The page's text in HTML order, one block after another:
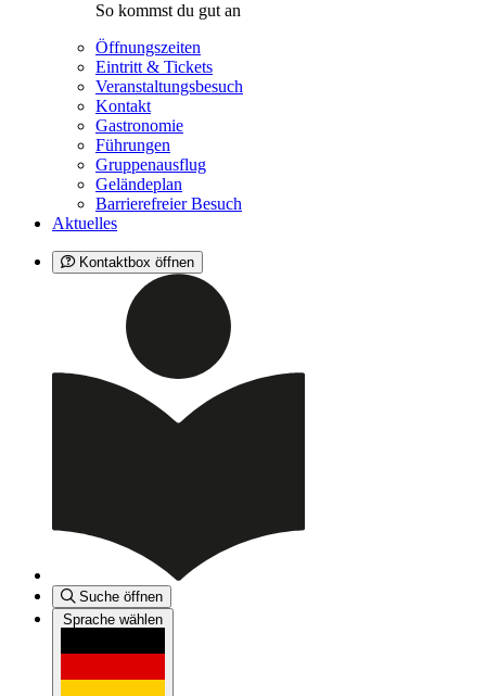
So kommst du gut an
Öffnungszeiten
Eintritt & Tickets
Veranstaltungsbesuch
Kontakt
Gastronomie
Führungen
Gruppenausflug
Geländeplan
Barrierefreier Besuch
Aktuelles
Kontaktbox öffnen
Suche öffnen
Sprache wählen